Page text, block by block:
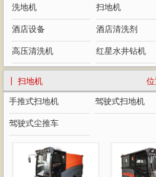
洗地机 扫地机
酒店设备 酒店清洗剂
高压清洗机 红星水井钻机
位
┃ 扫地机
手推式扫地机 驾驶式扫地机
驾驶式尘推车